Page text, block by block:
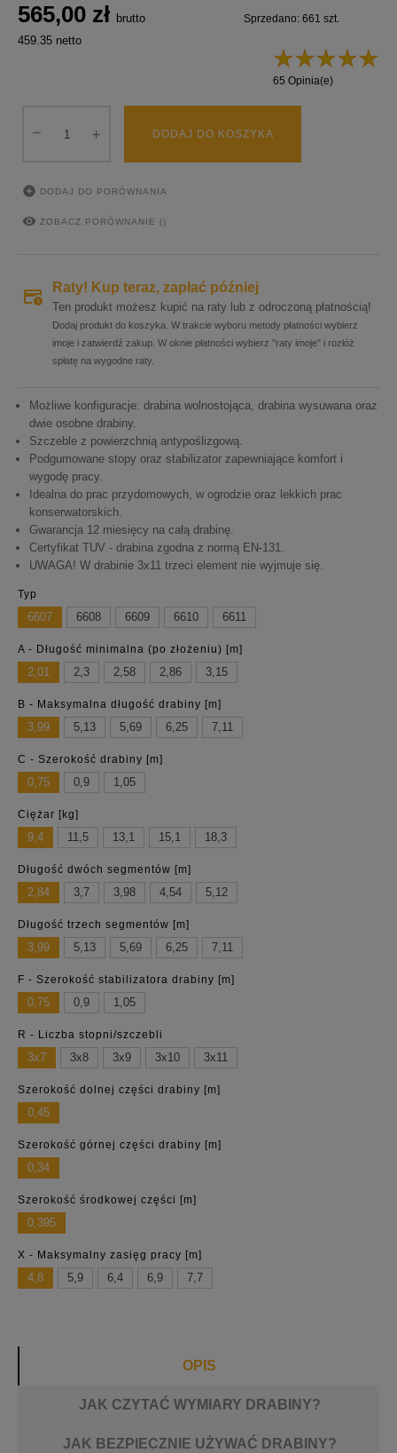
565,00 zł brutto
459.35 netto
Sprzedano: 661 szt.
65 Opinia(e)
DODAJ DO KOSZYKA
 DODAJ DO PORÓWNANIA
 ZOBACZ PORÓWNANIE ()
Raty! Kup teraz, zapłać później
Ten produkt możesz kupić na raty lub z odroczoną płatnością!
Dodaj produkt do koszyka. W trakcie wyboru metody płatności wybierz
imoje i zatwierdź zakup. W oknie płatności wybierz "raty imoje" i rozłóż
spłatę na wygodne raty.
Możliwe konfiguracje: drabina wolnostojąca, drabina wysuwana oraz
dwie osobne drabiny.
Szczeble z powierzchnią antypoślizgową.
Podgumowane stopy oraz stabilizator zapewniające komfort i
wygodę pracy.
Idealna do prac przydomowych, w ogrodzie oraz lekkich prac
konserwatorskich.
Gwarancja 12 miesięcy na całą drabinę.
Certyfikat TUV - drabina zgodna z normą EN-131.
UWAGA! W drabinie 3x11 trzeci element nie wyjmuje się.
Typ
6607 6608 6609 6610 6611
A - Długość minimalna (po złożeniu) [m]
2,01 2,3 2,58 2,86 3,15
B - Maksymalna długość drabiny [m]
3,99 5,13 5,69 6,25 7,11
C - Szerokość drabiny [m]
0,75 0,9 1,05
Ciężar [kg]
9,4 11,5 13,1 15,1 18,3
Długość dwóch segmentów [m]
2,84 3,7 3,98 4,54 5,12
Długość trzech segmentów [m]
3,99 5,13 5,69 6,25 7,11
F - Szerokość stabilizatora drabiny [m]
0,75 0,9 1,05
R - Liczba stopni/szczebli
3x7 3x8 3x9 3x10 3x11
Szerokość dolnej części drabiny [m]
0,45
Szerokość górnej części drabiny [m]
0,34
Szerokość środkowej części [m]
0,395
X - Maksymalny zasięg pracy [m]
4,8 5,9 6,4 6,9 7,7
OPIS
JAK CZYTAĆ WYMIARY DRABINY?
JAK BEZPIECZNIE UŻYWAĆ DRABINY?